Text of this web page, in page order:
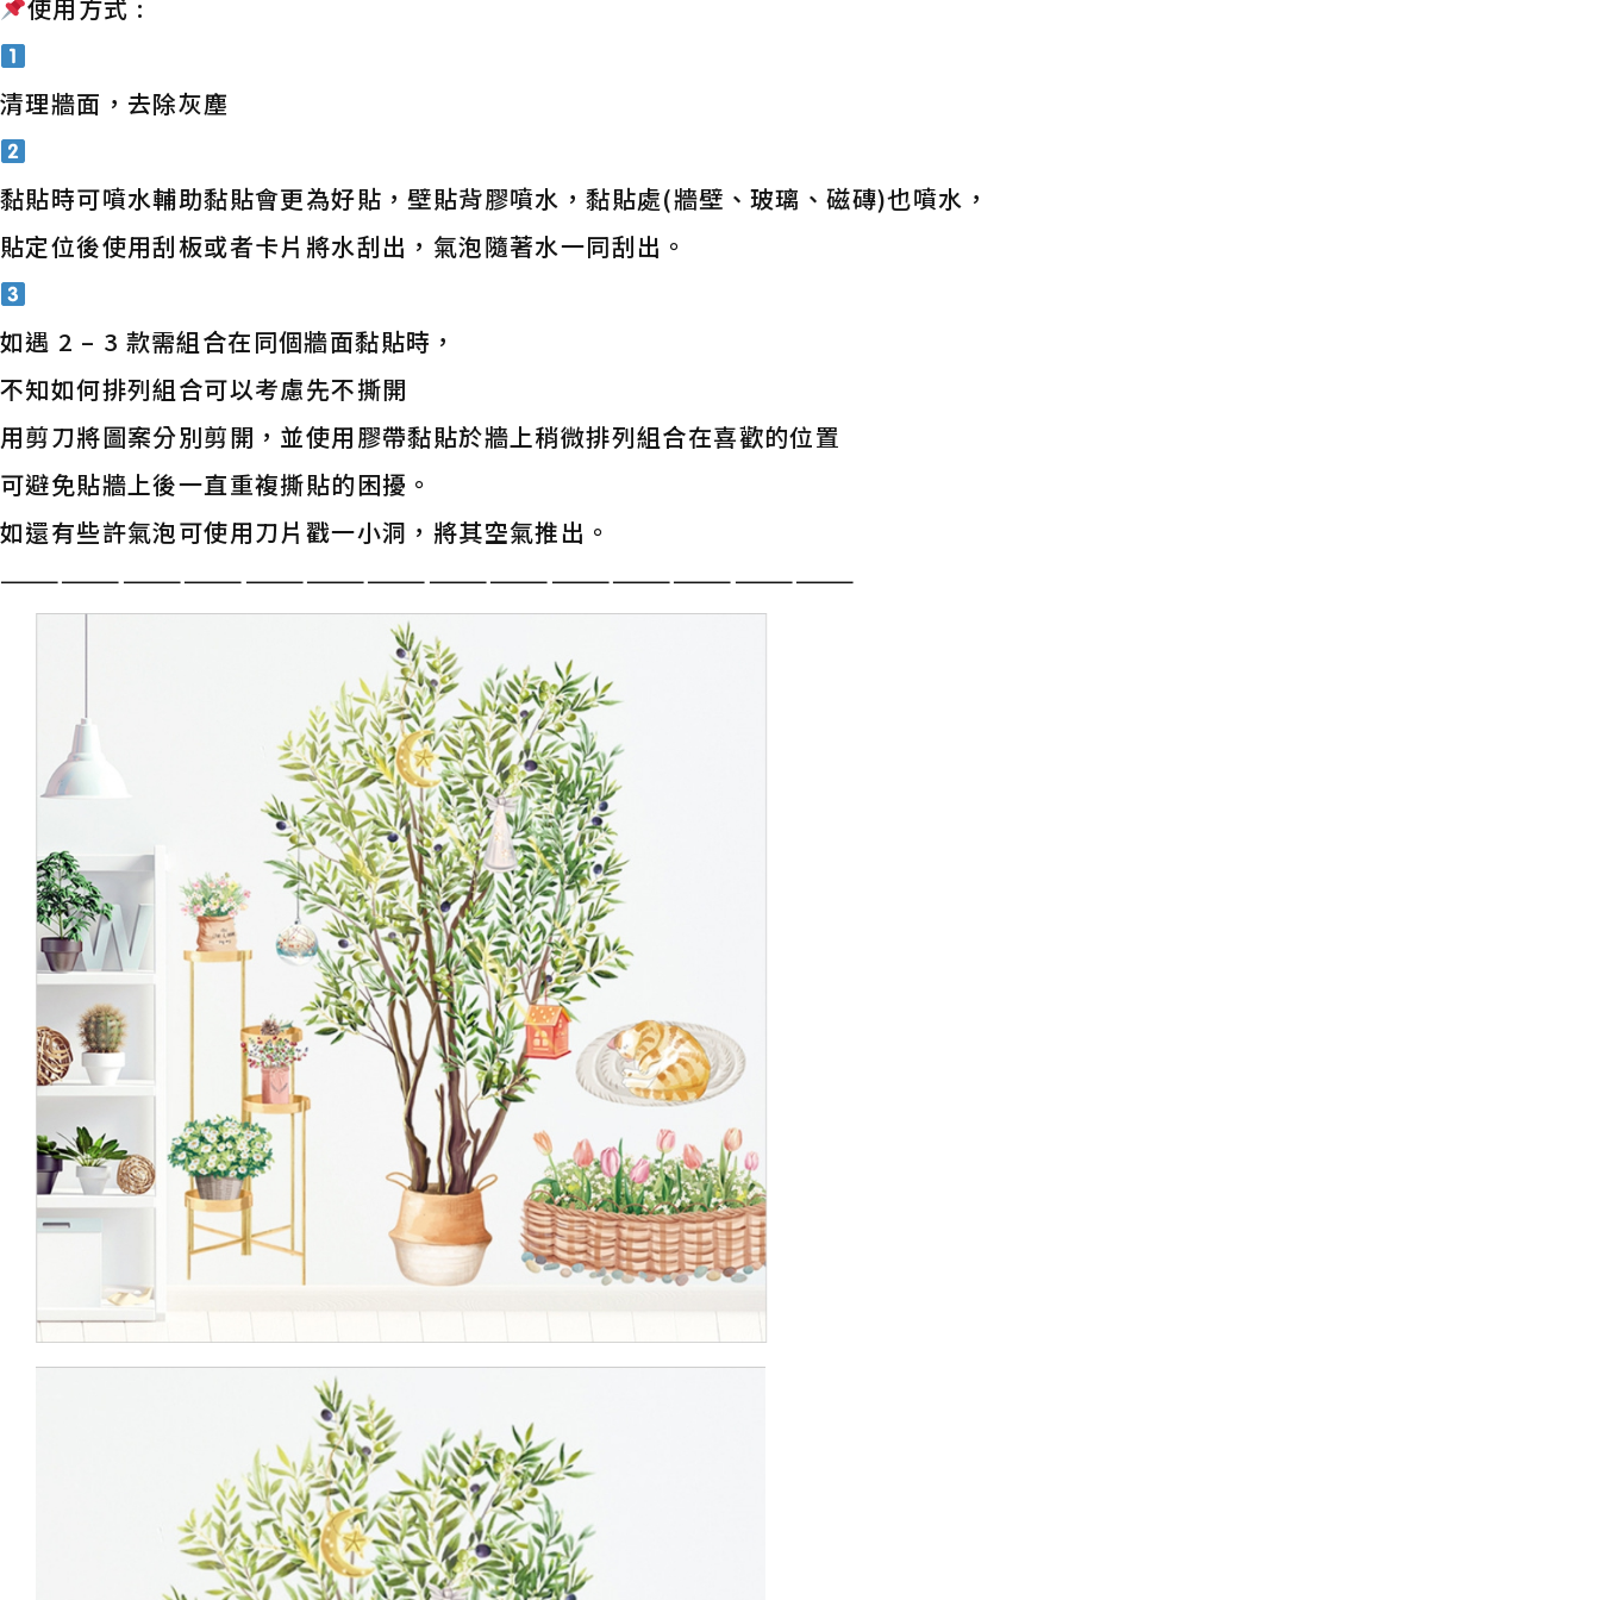
使用方式 :
清理牆面，去除灰塵
黏貼時可噴水輔助黏貼會更為好貼，壁貼背膠噴水，黏貼處(牆壁、玻璃、磁磚)也噴水，
貼定位後使用刮板或者卡片將水刮出，氣泡隨著水一同刮出。
如遇 2 – 3 款需組合在同個牆面黏貼時，
不知如何排列組合可以考慮先不撕開
用剪刀將圖案分別剪開，並使用膠帶黏貼於牆上稍微排列組合在喜歡的位置
可避免貼牆上後一直重複撕貼的困擾。
如還有些許氣泡可使用刀片戳一小洞，將其空氣推出。
——————————————————————————————————————————